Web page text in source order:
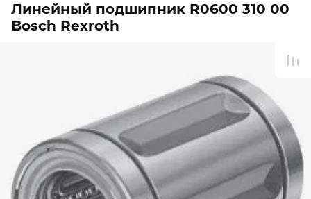
Линейный подшипник R0600 310 00
Bosch Rexroth